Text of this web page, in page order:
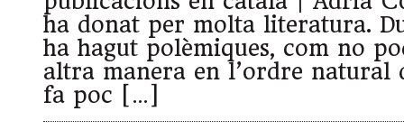
ha donat per molta literatura.
ha hagut polèmiques, com no
altra manera en l’ordre natural
fa poc […]